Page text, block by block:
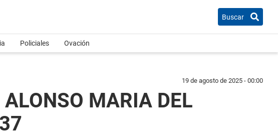
Buscar
Policiales Ovación
19 de agosto de 2025 - 00:00
MARIA DEL